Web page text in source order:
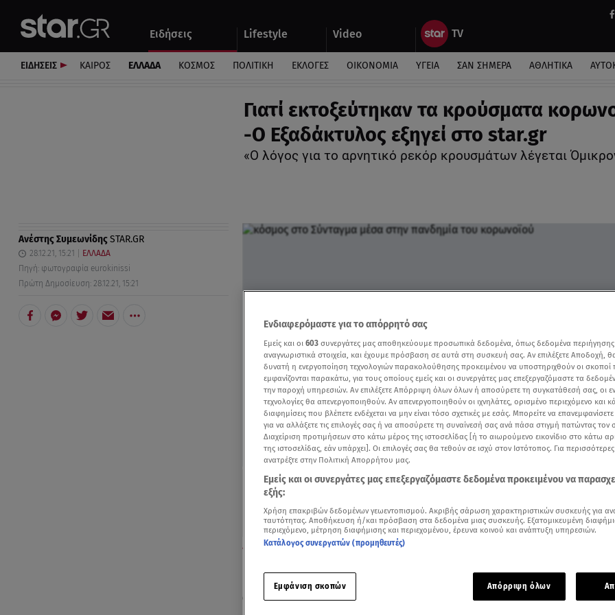
Ειδήσεις Lifestyle Video
Αυτοκίνητο
ΕΙΔΗΣΕΙΣ ΚΑΙΡΟΣ ΕΛΛΑΔΑ ΚΟΣΜΟΣ ΠΟΛΙΤΙΚΗ ΕΚΛΟΓΕΣ ΟΙΚΟΝΟΜΙΑ ΥΓΕΙΑ ΣΑΝ ΣΗΜΕΡΑ ΑΘΛΗΤΙΚΑ
Γιατί εκτοξεύτηκαν τα κρούσματα
-Ο Εξαδάκτυλος εξηγεί στο star.gr
«Ο λόγος για το αρνητικό ρεκόρ κρουσμάτων λέγεται
Ανέστης ΣυμεωνίδηςSTAR.GR
28.12.21, 15:21
ΕΛΛΑΔΑ
Πηγή: φωτογραφία eurokinissi
Πρώτη Δημοσίευση: 28.12.21, 15:21
Δείτε περισσότερα άρθρα μας στα αποτελέσματα αναζήτησης
Add star.gr on Google
Τι είπε ο Αθανάσιος Εξαδάκτυλος πλαστικός χειρουργός και πρ. του Πανελλήνιου Ιατρικού
Βαριά ρίχνει τη σκιά της η πανδημία και στη χώρα μας τις τελευταίες
ανακοίνωσε νωρίτερα ο υπ. Υγείας, σήμερα (28/12) θα ανακοινωθούν
Ενδιαφερόμαστε για το απόρρητό σας
Εμείς και οι 603 συνεργάτες μας αποθηκεύουμε προσωπικά δεδομένα, όπως δεδομένα
αναγνωριστικά στοιχεία, και έχουμε πρόσβαση σε αυτά στη συσκευή σας. Αν επιλέξετε Αποδοχή,
δυνατή η ενεργοποίηση τεχνολογιών παρακολούθησης προκειμένου να υποστηριχθούν οι σκοποί
εμφανίζονται παρακάτω, για τους οποίους εμείς και οι συνεργάτες μας επεξεργαζόμαστε τα
την παροχή υπηρεσιών. Αν επιλέξετε Απόρριψη όλων όλων ή αποσύρετε τη συγκατάθεσή σας, οι
τεχνολογίες θα απενεργοποιηθούν. Αν απενεργοποιηθούν οι ιχνηλάτες, ορισμένο περιεχόμενο και
διαφημίσεις που βλέπετε ενδέχεται να μην είναι τόσο σχετικές με εσάς. Μπορείτε να
για να αλλάξετε τις επιλογές σας ή να αποσύρετε τη συναίνεσή σας ανά πάσα στιγμή πατώντας τον
Διαχείριση προτιμήσεων στο κάτω μέρος της ιστοσελίδας [ή το αιωρούμενο εικονίδιο στο κάτω
της ιστοσελίδας, εάν υπάρχει]. Οι επιλογές σας θα τεθούν σε ισχύ στον Ιστότοπος. Για
ανατρέξτε στην Πολιτική Απορρήτου μας.
Εμείς και οι συνεργάτες μας επεξεργαζόμαστε δεδομένα προκειμένου να
εξής:
Χρήση επακριβών δεδομένων γεωεντοπισμού. Ακριβής σάρωση χαρακτηριστικών συσκευής για
ταυτότητας. Αποθήκευση ή/και πρόσβαση στα δεδομένα μιας συσκευής. Εξατομικευμένη
περιεχόμενο, μέτρηση διαφήμισης και περιεχομένου, έρευνα κοινού και ανάπτυξη υπηρεσιών.
Κατάλογος συνεργατών (προμηθευτές)
Εμφάνιση σκοπών Απόρριψη όλων